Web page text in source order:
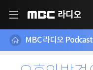
라디오
MBC 라디오 Podcast